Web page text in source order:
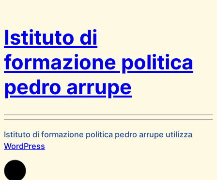
Istituto di
formazione politica
pedro arrupe
Istituto di formazione politica pedro arrupe utilizza
WordPress